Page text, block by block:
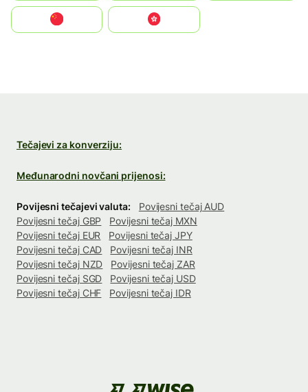
中國香港特別行政區
Tečajevi za konverziju:
Međunarodni novčani prijenosi:
Povijesni tečajevi valuta:
Povijesni tečaj AUD
Povijesni tečaj GBP
Povijesni tečaj MXN
Povijesni tečaj EUR
Povijesni tečaj JPY
Povijesni tečaj CAD
Povijesni tečaj INR
Povijesni tečaj NZD
Povijesni tečaj ZAR
Povijesni tečaj SGD
Povijesni tečaj USD
Povijesni tečaj CHF
Povijesni tečaj IDR